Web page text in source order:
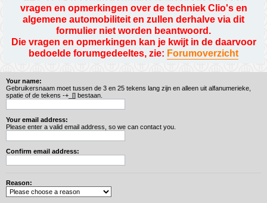
vragen en opmerkingen over de techniek Clio's en
algemene automobiliteit en zullen derhalve via dit
formulier niet worden beantwoord.
Die vragen en opmerkingen kan je kwijt in de daarvoor
bedoelde forumgedeeltes, zie: Forumoverzicht
Your name:
Gebruikersnaam moet tussen de 3 en 25 tekens lang zijn en alleen uit alfanumerieke,
spatie of de tekens -+_[] bestaan.
Your email address:
Please enter a valid email address, so we can contact you.
Confirm email address:
Reason: